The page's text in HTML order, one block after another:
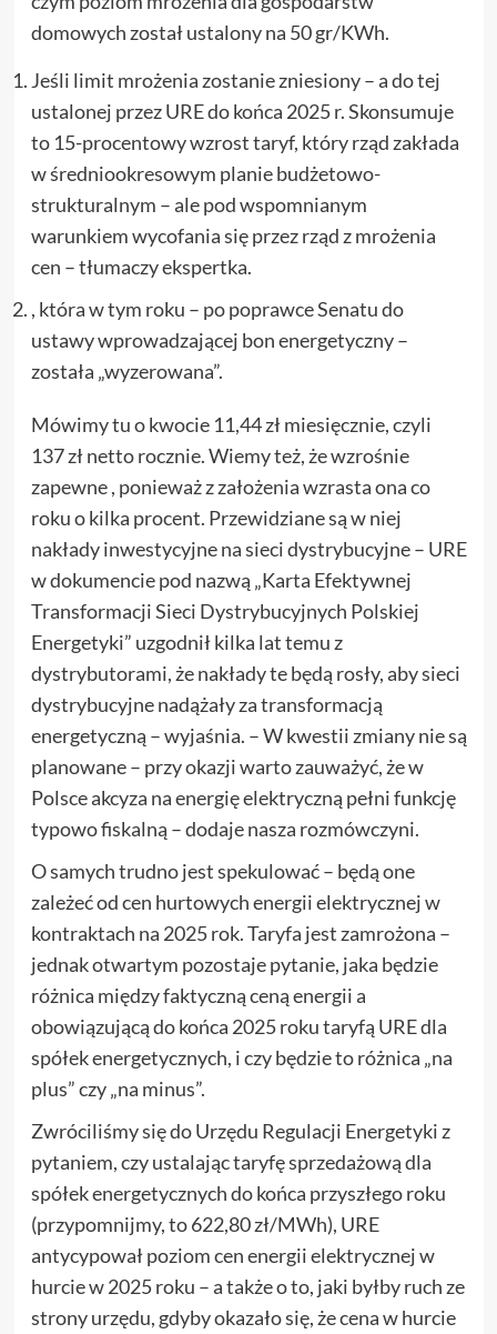
domowych został ustalony na 50 gr/KWh.
Jeśli limit mrożenia zostanie zniesiony – a do tej
ustalonej przez URE do końca 2025 r. Skonsumuje
to 15-procentowy wzrost taryf, który rząd zakłada
w średniookresowym planie budżetowo-
strukturalnym – ale pod wspomnianym
warunkiem wycofania się przez rząd z mrożenia
cen – tłumaczy ekspertka.
, która w tym roku – po poprawce Senatu do
ustawy wprowadzającej bon energetyczny –
została „wyzerowana”.
Mówimy tu o kwocie 11,44 zł miesięcznie, czyli
137 zł netto rocznie. Wiemy też, że wzrośnie
zapewne , ponieważ z założenia wzrasta ona co
roku o kilka procent. Przewidziane są w niej
nakłady inwestycyjne na sieci dystrybucyjne – URE
w dokumencie pod nazwą „Karta Efektywnej
Transformacji Sieci Dystrybucyjnych Polskiej
Energetyki” uzgodnił kilka lat temu z
dystrybutorami, że nakłady te będą rosły, aby sieci
dystrybucyjne nadążały za transformacją
energetyczną – wyjaśnia. – W kwestii zmiany nie są
planowane – przy okazji warto zauważyć, że w
Polsce akcyza na energię elektryczną pełni funkcję
typowo fiskalną – dodaje nasza rozmówczyni.
O samych trudno jest spekulować – będą one
zależeć od cen hurtowych energii elektrycznej w
kontraktach na 2025 rok. Taryfa jest zamrożona –
jednak otwartym pozostaje pytanie, jaka będzie
różnica między faktyczną ceną energii a
obowiązującą do końca 2025 roku taryfą URE dla
spółek energetycznych, i czy będzie to różnica „na
plus” czy „na minus”.
Zwróciliśmy się do Urzędu Regulacji Energetyki z
pytaniem, czy ustalając taryfę sprzedażową dla
spółek energetycznych do końca przyszłego roku
(przypomnijmy, to 622,80 zł/MWh), URE
antycypował poziom cen energii elektrycznej w
hurcie w 2025 roku – a także o to, jaki byłby ruch ze
strony urzędu, gdyby okazało się, że cena w hurcie